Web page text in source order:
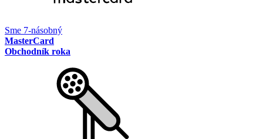
Sme 7-násobný
MasterCard
Obchodník roka